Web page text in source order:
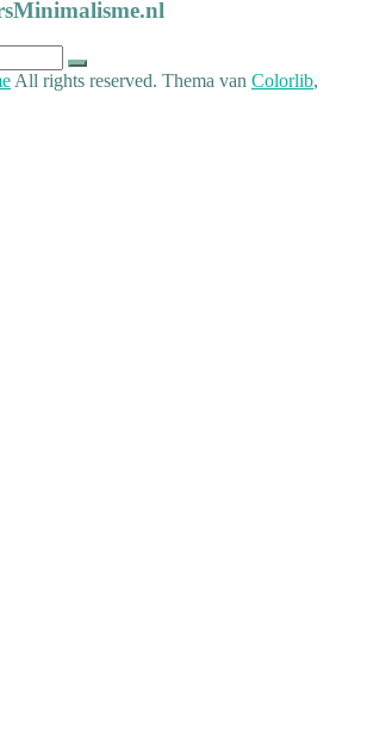
All rights reserved. Thema van Colorlib,